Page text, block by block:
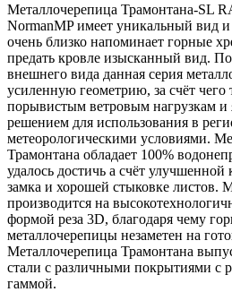
Металлочерепица Трамонтана-SL
NormanMP имеет уникальный вид
очень близко напоминает горные
предать кровле изысканный вид.
внешнего вида данная серия
усиленную геометрию, за счёт чего
порывистым ветровым нагрузкам и
решением для использования в
метеорологическими условиями.
Трамонтана обладает 100%
удалось достичь а счёт улучшенной
замка и хорошей стыковке листов.
производится на
формой реза 3D, благодаря чему
металлочерепицы незаметен на
Металлочерепица Трамонтана
стали с различными покрытиями с
гаммой.